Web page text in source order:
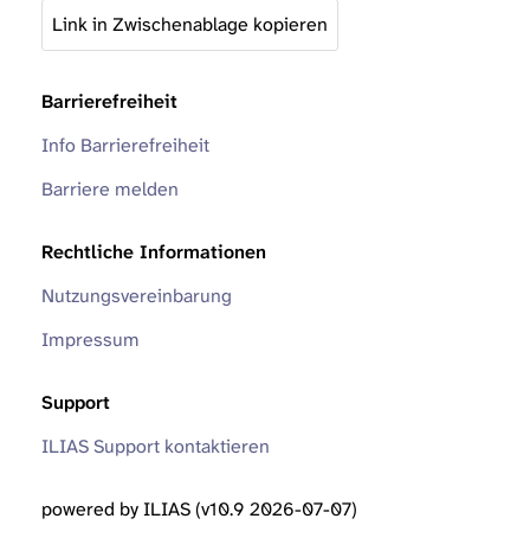
Link in Zwischenablage kopieren
Barrierefreiheit
Info Barrierefreiheit
Barriere melden
Rechtliche Informationen
Nutzungsvereinbarung
Impressum
Support
ILIAS Support kontaktieren
powered by ILIAS (v10.9 2026-07-07)